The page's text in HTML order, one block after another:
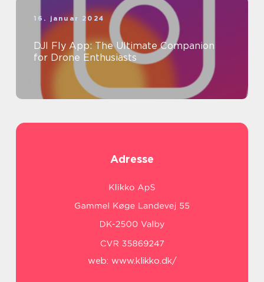
16. januar 2024
DJI Fly App: The Ultimate Companion
for Drone Enthusiasts
Adresse
web: www.klikko.dk/